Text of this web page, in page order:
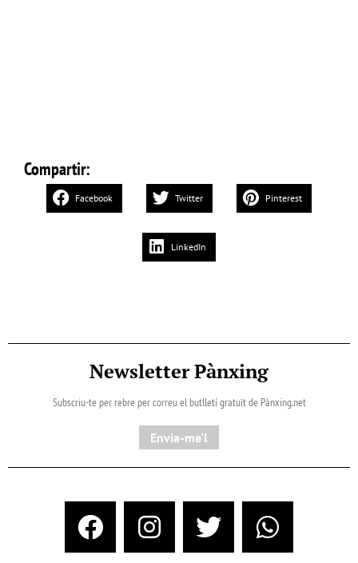
Compartir:
Facebook Twitter Pinterest
LinkedIn
Newsletter Pànxing
Subscriu-te per rebre per correu el butlletí gratuït de Pànxing.net​
Envia-me'l